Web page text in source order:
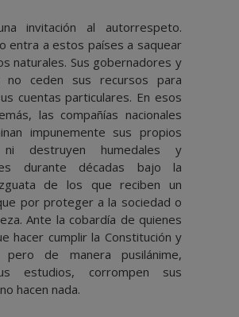
invitación al autorrespeto.
entra a estos países a saquear
naturales. Sus gobernadores y
no ceden sus recursos para
cuentas particulares. En esos
las compañías nacionales
impunemente sus propios
ni destruyen humedales y
durante décadas bajo la
de los que reciben un
por proteger a la sociedad o
Ante la cobardía de quienes
hacer cumplir la Constitución y
de manera pusilánime,
estudios, corrompen sus
hacen nada.